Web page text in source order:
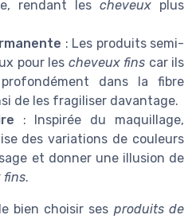
rendant les cheveux plus
: Les produits semi-
pour les cheveux fins car ils
dans la fibre
de les fragiliser davantage.
: Inspirée du maquillage,
des variations de couleurs
et donner une illusion de
fins.
bien choisir ses produits de